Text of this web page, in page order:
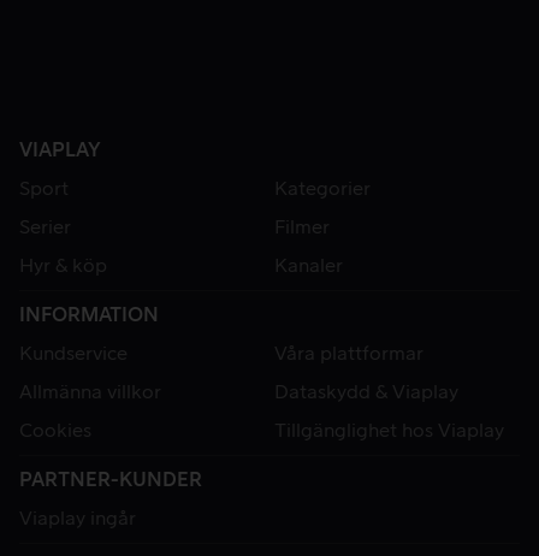
VIAPLAY
Sport
Kategorier
Serier
Filmer
Hyr & köp
Kanaler
INFORMATION
Kundservice
Våra plattformar
Allmänna villkor
Dataskydd & Viaplay
Cookies
Tillgänglighet hos Viaplay
PARTNER-KUNDER
Viaplay ingår